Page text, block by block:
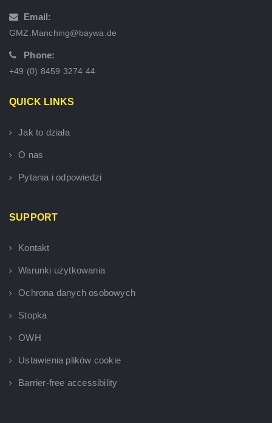
Email:
GMZ.Manching@baywa.de
Phone:
+49 (0) 8459 3274 44
QUICK LINKS
Jak to działa
O nas
Pytania i odpowiedzi
SUPPORT
Kontakt
Warunki użytkowania
Ochrona danych osobowych
Stopka
OWH
Ustawienia plików cookie
Barrier-free accessibility